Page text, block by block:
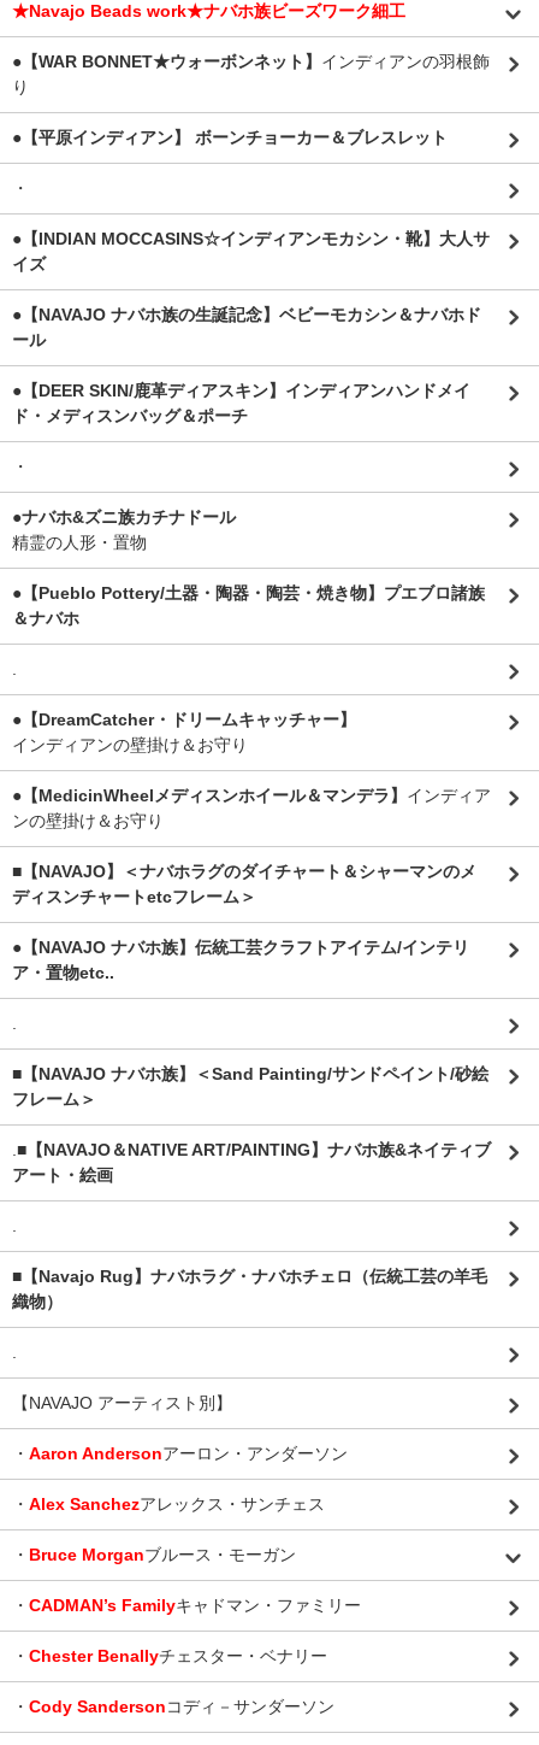
★Navajo Beads work★ナバホ族ビーズワーク細工
●【WAR BONNET★ウォーボンネット】 インディアンの羽根飾
り
●【平原インディアン】 ボーンチョーカー＆ブレスレット
・
●【INDIAN MOCCASINS☆インディアンモカシン・靴】大人サ
イズ
●【NAVAJO ナバホ族の生誕記念】ベビーモカシン＆ナバホド
ール
●【DEER SKIN/鹿革ディアスキン】インディアンハンドメイ
ド・メディスンバッグ＆ポーチ
・
●ナバホ&ズニ族カチナドール
精霊の人形・置物
●【Pueblo Pottery/土器・陶器・陶芸・焼き物】プエブロ諸族
＆ナバホ
●【DreamCatcher・ドリームキャッチャー】
インディアンの壁掛け＆お守り
●【MedicinWheelメディスンホイール＆マンデラ】 インディア
ンの壁掛け＆お守り
■【NAVAJO】＜ナバホラグのダイチャート＆シャーマンのメ
ディスンチャートetcフレーム＞
●【NAVAJO ナバホ族】伝統工芸クラフトアイテム/インテリ
ア・置物etc..
■【NAVAJO ナバホ族】＜Sand Painting/サンドペイント/砂絵
フレーム＞
■【NAVAJO＆NATIVE ART/PAINTING】ナバホ族&ネイティブ
アート・絵画
■【Navajo Rug】ナバホラグ・ナバホチェロ（伝統工芸の羊毛
織物）
【NAVAJO アーティスト別】
・ Aaron Andersonアーロン・アンダーソン
・ Alex Sanchezアレックス・サンチェス
・ Bruce Morganブルース・モーガン
・ CADMAN’s Familyキャドマン・ファミリー
・ Chester Benallyチェスター・ベナリー
・ Cody Sandersonコディ－サンダーソン